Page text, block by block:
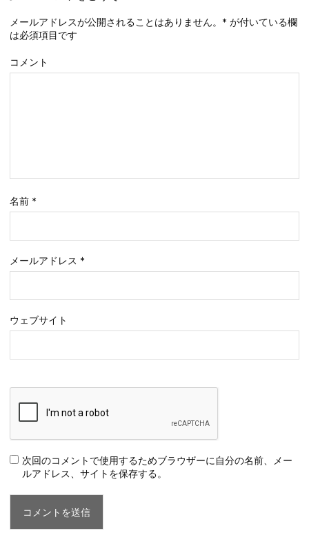
メールアドレスが公開されることはありません。 * が付いている欄
は必須項目です
コメント
名前 *
メールアドレス *
ウェブサイト
次回のコメントで使用するためブラウザーに自分の名前、メー
ルアドレス、サイトを保存する。